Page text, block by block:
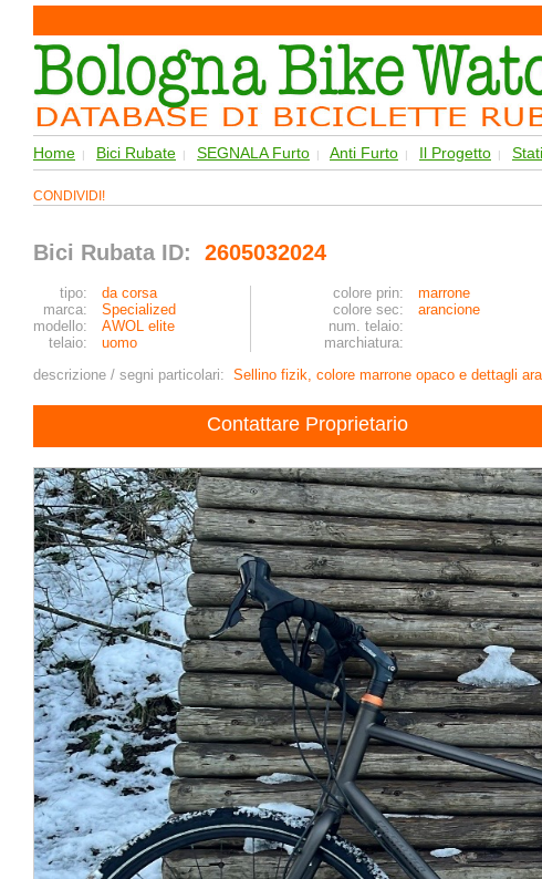
Home | Bici Rubate | SEGNALA Furto | Anti Furto | Il Progetto |
CONDIVIDI!
Bici Rubata ID: 2605032024
tipo: da corsa colore prin: marrone
marca:
Specialized colore sec: arancione
modello:
AWOL elite num. telaio:
telaio:
uomo
marchiatura:
descrizione / segni particolari: Sellino fizik, colore marrone opaco e dettagli
Contattare Proprietario